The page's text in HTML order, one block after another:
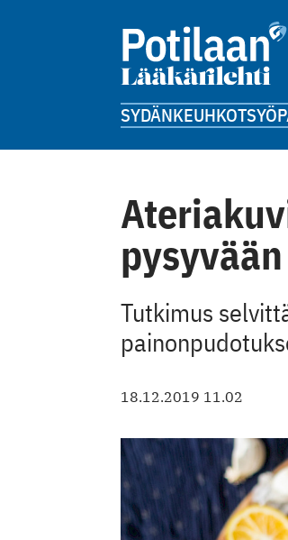
SYDÄNKEUHKOT
Tutkimus
18.12.2019 11.02